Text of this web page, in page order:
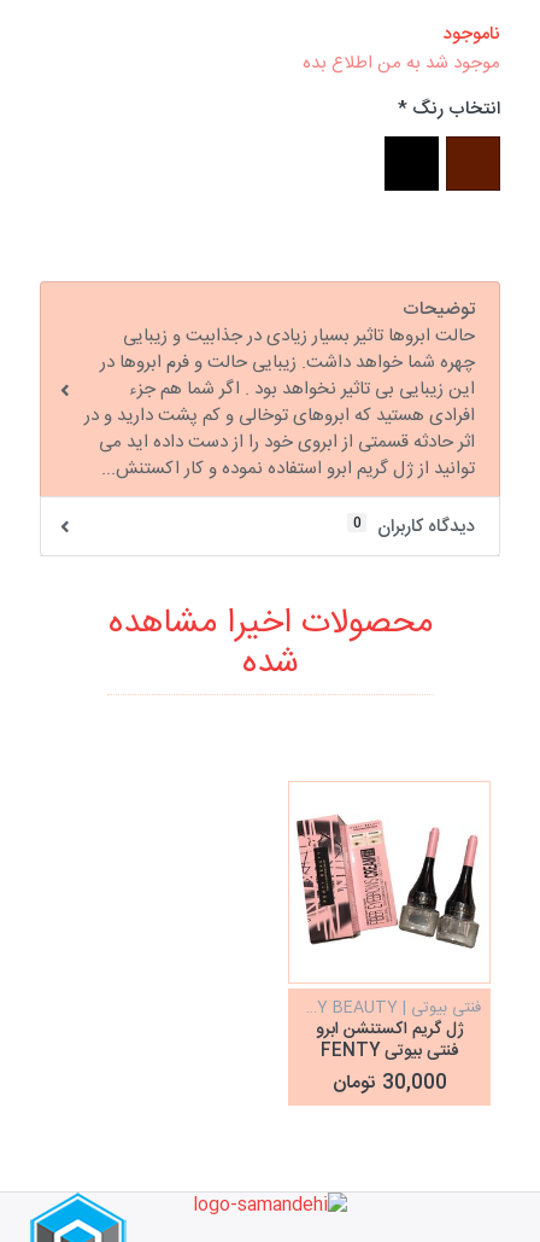
ناموجود
موجود شد به من اطلاع بده
انتخاب رنگ
توضیحات
حالت ابروها تاثیر بسیار زیادی در جذابیت و زیبایی
چهره شما خواهد داشت. زیبایی حالت و فرم ابروها در
این زیبایی بی تاثیر نخواهد بود . اگر شما هم جزء
افرادی هستید که ابروهای توخالی و کم پشت دارید و در
اثر حادثه قسمتی از ابروی خود را از دست داده اید می
توانید از ژل گریم ابرو استفاده نموده و کار اکستنش...
دیدگاه کاربران
0
محصولات اخیرا مشاهده
شده
فنتی بیوتی | FENTY BEAUTY
ژل گریم اکستنشن ابرو
فنتی بیوتی FENTY
BEAUTY
30,000 تومان